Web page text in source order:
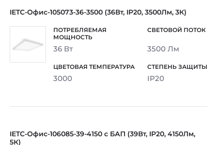
IETC-Офис-105073-36-3500 (36Вт, IP20, 3500Лм, 3К)
36 Вт 3500 Лм
3000 IP20
IETC-Офис-106085-39-4150 с БАП (39Вт, IP20, 4150Лм,
5К)